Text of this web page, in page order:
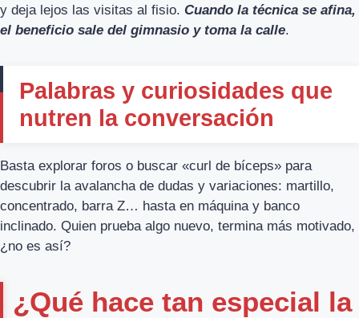
y deja lejos las visitas al fisio. Cuando la técnica se afina,
el beneficio sale del gimnasio y toma la calle.
Palabras y curiosidades que
nutren la conversación
Basta explorar foros o buscar «curl de bíceps» para
descubrir la avalancha de dudas y variaciones: martillo,
concentrado, barra Z… hasta en máquina y banco
inclinado. Quien prueba algo nuevo, termina más motivado,
¿no es así?
¿Qué hace tan especial la